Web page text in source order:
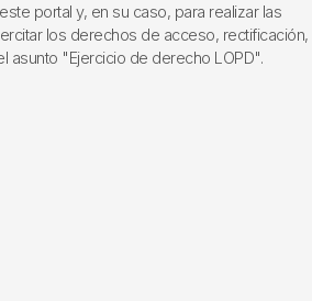
portal y, en su caso, para realizar las
los derechos de acceso, rectificación,
asunto "Ejercicio de derecho LOPD".